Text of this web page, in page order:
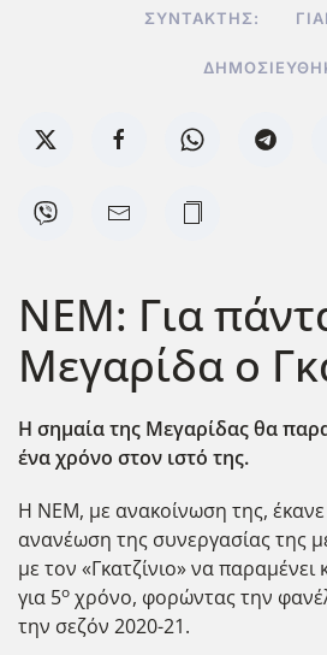
ΣΥΝΤΆΚΤΗΣ:
ΝΕΜ: Για
Μεγαρίδα ο
Η σημαία της Μεγαρίδας θα
ένα χρόνο στον ιστό της.
Η ΝΕΜ, με ανακοίνωση της,
ανανέωση της συνεργασίας της
με τον «Γκατζίνιο» να
για 5ο χρόνο, φορώντας την
την σεζόν 2020-21.